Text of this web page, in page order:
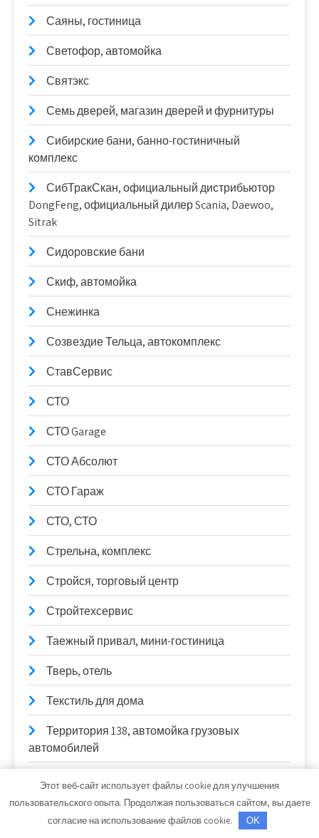
Саяны, гостиница
Светофор, автомойка
Святэкс
Семь дверей, магазин дверей и фурнитуры
Сибирские бани, банно-гостиничный
комплекс
СибТракСкан, официальный дистрибьютор
DongFeng, официальный дилер Scania, Daewoo,
Sitrak
Сидоровские бани
Скиф, автомойка
Снежинка
Созвездие Тельца, автокомплекс
СтавСервис
СТО
СТО Garage
СТО Абсолют
СТО Гараж
СТО, СТО
Стрельна, комплекс
Стройся, торговый центр
Стройтехсервис
Таежный привал, мини-гостиница
Тверь, отель
Текстиль для дома
Территория 138, автомойка грузовых
автомобилей
Толстяк, банный комплекс
Этот веб-сайт использует файлы cookie для улучшения
пользовательского опыта. Продолжая пользоваться сайтом, вы даете
согласие на использование файлов cookie.
OK